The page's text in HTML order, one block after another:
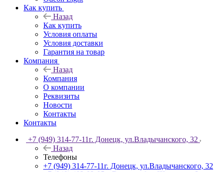
Как купить
Назад
Как купить
Условия оплаты
Условия доставки
Гарантия на товар
Компания
Назад
Компания
О компании
Реквизиты
Новости
Контакты
Контакты
+7 (949) 314-77-11г. Донецк, ул.Владычанского, 32
Назад
Телефоны
+7 (949) 314-77-11г. Донецк, ул.Владычанского, 32